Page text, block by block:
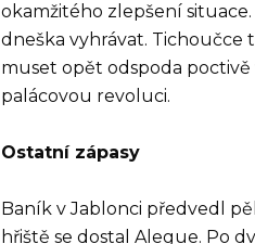
okamžitého zlepšení
dneška vyhrávat. Tichoučce
muset opět odspoda
palácovou revoluci.
Ostatní zápasy
Baník v Jablonci předvedl
hřiště se dostal Alegue. Po